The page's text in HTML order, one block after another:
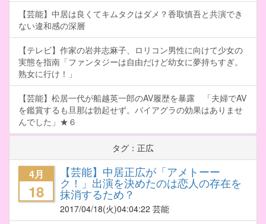
【芸能】中居は良くてキムタクはダメ？香取慎吾と共演でき
ない違和感の深層
【テレビ】作家の岩井志麻子、ロリコン男性に向けて少女の
実態を指南「ファンタジーは自由だけど幼女に夢持ちすぎ。
熟女に行け！」
【芸能】松居一代が船越英一郎のAV履歴を暴露 「夫婦でAV
を鑑賞するも旦那は勃起せず。バイアグラの効果はありませ
んでした」★６
タグ：正広
4月
18
【芸能】中居正広が「アメトーー
ク！」出演を決めたのは恋人の存在を
抹消するため？
2017/04/18(火)04:04:22 芸能